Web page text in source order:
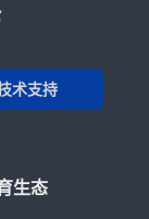
术支持
生态